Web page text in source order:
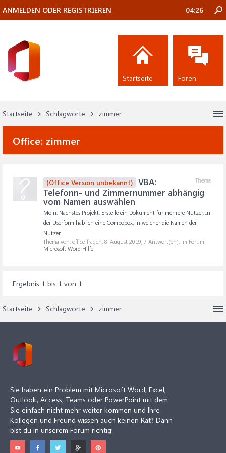
Startseite Schlagworte zimmer
Office: zimmer
Thema
(Office Version unbekannt)
VBA:
Telefonn- und Zimmernummer abhängig
vom Namen auswählen
Moin. Nächstes Projekt: Erstelle ein Dokument für mehrere Nutzer. In
der Userform hab ich eine Combobox, in welcher die Namen der
Nutzer...
Thema von: office-fragen, 8. August 2019, 7 Antwort(en), im Forum:
Microsoft Word Hilfe
Ergebnis 1 bis 1 von 1
Startseite Schlagworte zimmer
ANMELDEN ODER REGISTRIEREN 04:26
Startseite Foren
Sie haben ein Problem mit Microsoft Word, Excel,
Outlook, Access, Teams oder PowerPoint mit dem
Sie einfach nicht mehr weiter kommen und Ihre
Kollegen und Freund wissen auch keinen Rat? Dann
bist du in unserem Forum richtig!